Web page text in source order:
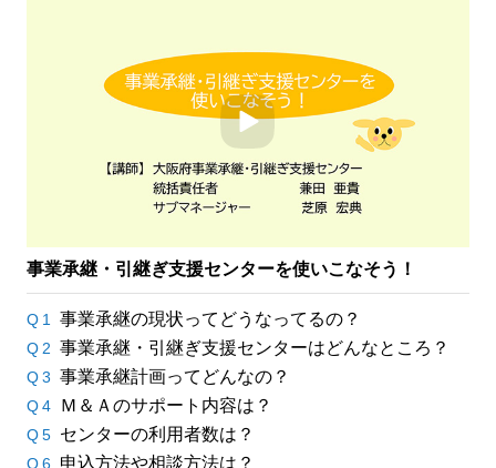
事業承継・引継ぎ支援センターを使いこなそう！
Q1 事業承継の現状ってどうなってるの？
Q2 事業承継・引継ぎ支援センターはどんなところ？
Q3 事業承継計画ってどんなの？
Q4 Ｍ＆Ａのサポート内容は？
Q5 センターの利用者数は？
Q6 申込方法や相談方法は？